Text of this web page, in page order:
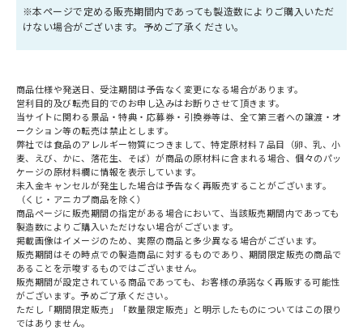
※本ページで定める販売期間内であっても製造数によりご購入いただ
けない場合がございます。予めご了承ください。
商品仕様や発送日、受注期間は予告なく変更になる場合があります。
営利目的及び転売目的でのお申し込みはお断りさせて頂きます。
当サイトに関わる景品・特典・応募券・引換券等は、全て第三者への譲渡・オ
ークション等の転売は禁止とします。
弊社では食品のアレルギー物質につきまして、特定原材料７品目（卵、乳、小
麦、えび、かに、落花生、そば）が商品の原材料に含まれる場合、個々のパッ
ケージの原材料欄に情報を表示しています。
未入金キャンセルが発生した場合は予告なく再販売することがございます。
（くじ・アニカプ商品を除く）
商品ページに販売期間の指定がある場合において、当該販売期間内であっても
製造数によりご購入いただけない場合がございます。
掲載画像はイメージのため、実際の商品と多少異なる場合がございます。
販売期間はその時点での製造商品に対するものであり、期間限定販売の商品で
あることを示唆するものではございません。
販売期間が設定されている商品であっても、お客様の承諾なく再販する可能性
がございます。予めご了承ください。
ただし「期間限定販売」「数量限定販売」と明示したものについてはこの限り
ではありません。